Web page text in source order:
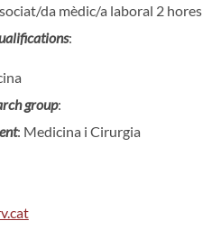
da mèdic/a laboral 2 hores
:
group:
: Medicina i Cirurgia